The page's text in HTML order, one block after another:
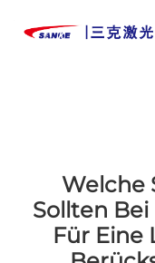
Welche
Sollten
Für Eine